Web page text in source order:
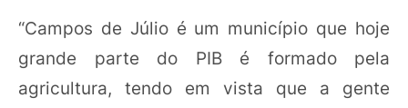
“Campos de Júlio é um município que hoje
grande parte do PIB é formado pela
agricultura, tendo em vista que a gente